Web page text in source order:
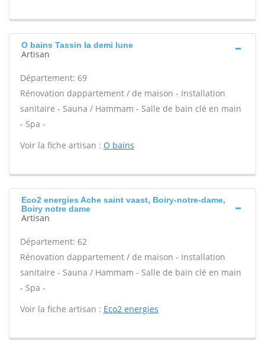
O bains Tassin la demi lune
Artisan
Département: 69
Rénovation dappartement / de maison - Installation
sanitaire - Sauna / Hammam - Salle de bain clé en main
- Spa -
Voir la fiche artisan : O bains
Eco2 energies Ache saint vaast, Boiry-notre-dame,
Boiry notre dame
Artisan
Département: 62
Rénovation dappartement / de maison - Installation
sanitaire - Sauna / Hammam - Salle de bain clé en main
- Spa -
Voir la fiche artisan : Eco2 energies